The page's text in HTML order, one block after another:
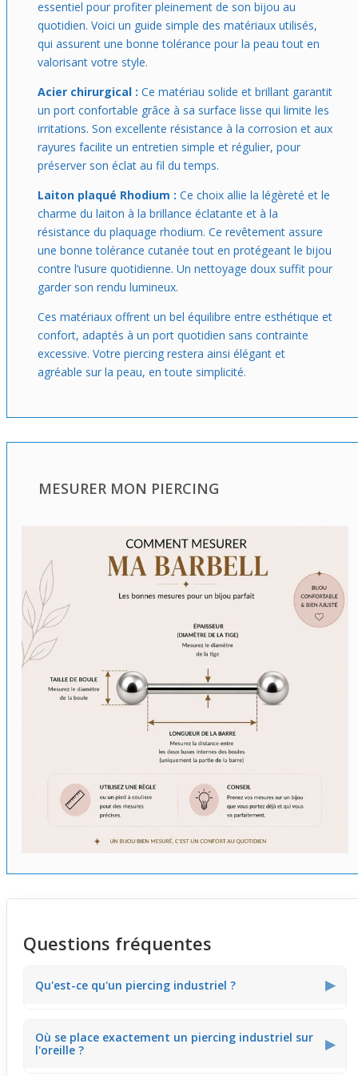
essentiel pour profiter pleinement de son bijou au
quotidien. Voici un guide simple des matériaux utilisés,
qui assurent une bonne tolérance pour la peau tout en
valorisant votre style.
Acier chirurgical : Ce matériau solide et brillant garantit
un port confortable grâce à sa surface lisse qui limite les
irritations. Son excellente résistance à la corrosion et aux
rayures facilite un entretien simple et régulier, pour
préserver son éclat au fil du temps.
Laiton plaqué Rhodium : Ce choix allie la légèreté et le
charme du laiton à la brillance éclatante et à la
résistance du plaquage rhodium. Ce revêtement assure
une bonne tolérance cutanée tout en protégeant le bijou
contre l’usure quotidienne. Un nettoyage doux suffit pour
garder son rendu lumineux.
Ces matériaux offrent un bel équilibre entre esthétique et
confort, adaptés à un port quotidien sans contrainte
excessive. Votre piercing restera ainsi élégant et
agréable sur la peau, en toute simplicité.
MESURER MON PIERCING
Questions fréquentes
Qu'est-ce qu'un piercing industriel ? ▶
perforations, habituellement situées entre lehélix et
l'anti-hélix
Où se place exactement un piercing industriel sur
l'oreille ?
▶